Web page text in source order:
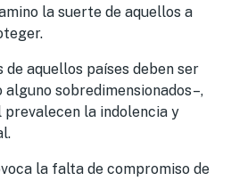
la suerte de aquellos a
aquellos países deben ser
alguno sobredimensionados–,
prevalecen la indolencia y
la falta de compromiso de